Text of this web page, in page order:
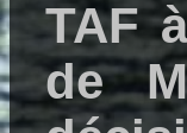
TAF
de